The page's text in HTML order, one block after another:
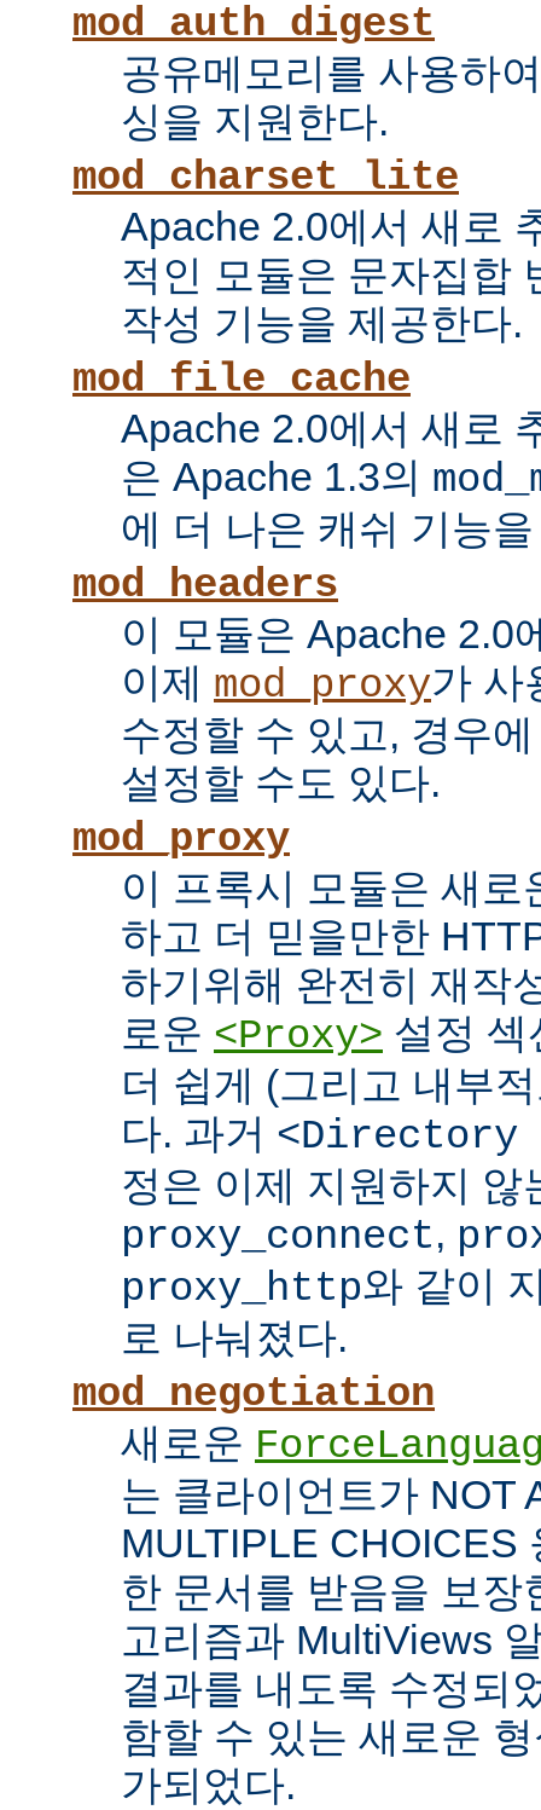
mod_auth_digest
공유메모리를 사용하
싱을 지원한다.
mod_charset_lite
Apache 2.0에서 새로
적인 모듈은 문자집합
작성 기능을 제공한다.
mod_file_cache
Apache 2.0에서 새로
은 Apache 1.3의
에 더 나은 캐쉬 기능
mod_headers
이 모듈은 Apache 2.0
이제 mod_proxy가 사
수정할 수 있고, 경우
설정할 수도 있다.
mod_proxy
이 프록시 모듈은 새
하고 더 믿을만한
하기위해 완전히 재작
로운 <Proxy> 설정 섹
더 쉽게 (그리고 내부
다. 과거
정은 이제 지원하지 않
proxy_connect,
proxy_http와 같이
로 나눠졌다.
mod_negotiation
새로운
는 클라이언트가 NOT
MULTIPLE CHOICES
한 문서를 받음을 보장
고리즘과 MultiViews
결과를 내도록 수정되
함할 수 있는 새로운
가되었다.